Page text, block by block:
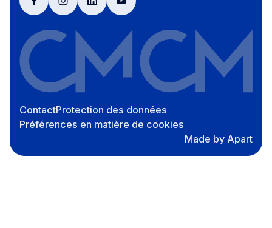
facebookinstagramlinkedinyoutube
ContactProtection des données
Préférences en matière de cookies
Made by Apart